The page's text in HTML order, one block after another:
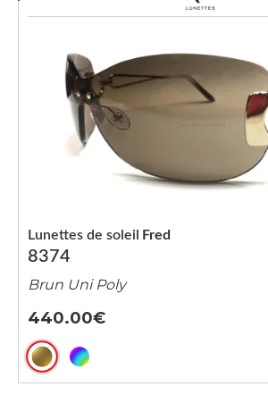
8374
Lunettes de soleil Fred
Brun Uni Poly
440.00